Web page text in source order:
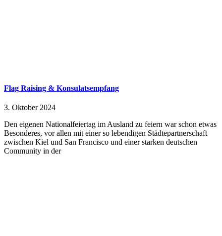
Flag Raising & Konsulatsempfang
3. Oktober 2024
Den eigenen Nationalfeiertag im Ausland zu feiern war schon etwas
Besonderes, vor allen mit einer so lebendigen Städtepartnerschaft
zwischen Kiel und San Francisco und einer starken deutschen
Community in der